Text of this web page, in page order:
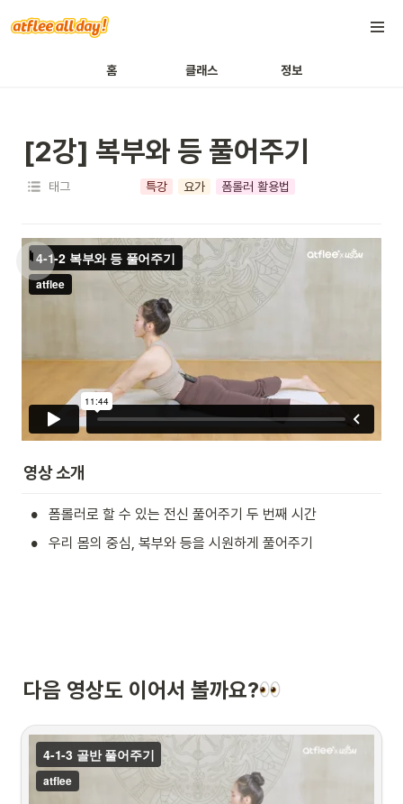
홈 클래스 정보
[2강] 복부와 등 풀어주기
태그 특강 요가 폼롤러 활용법
영상 소개
• 폼롤러로 할 수 있는 전신 풀어주기 두 번째 시간
• 우리 몸의 중심, 복부와 등을 시원하게 풀어주기
다음 영상도 이어서 볼까요?